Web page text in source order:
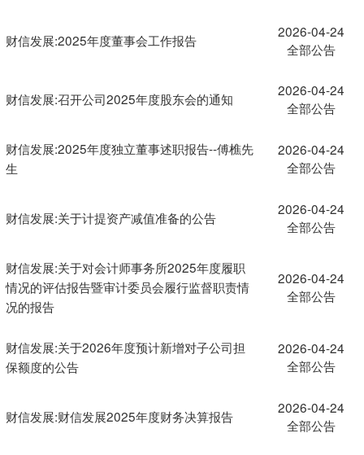
财信发展:2025年度董事会工作报告
2026-04-24
全部公告
财信发展:召开公司2025年度股东会的通知
2026-04-24
全部公告
财信发展:2025年度独立董事述职报告--傅樵先
生
2026-04-24
全部公告
财信发展:关于计提资产减值准备的公告
2026-04-24
全部公告
财信发展:关于对会计师事务所2025年度履职
情况的评估报告暨审计委员会履行监督职责情
况的报告
2026-04-24
全部公告
财信发展:关于2026年度预计新增对子公司担
保额度的公告
2026-04-24
全部公告
财信发展:财信发展2025年度财务决算报告
2026-04-24
全部公告